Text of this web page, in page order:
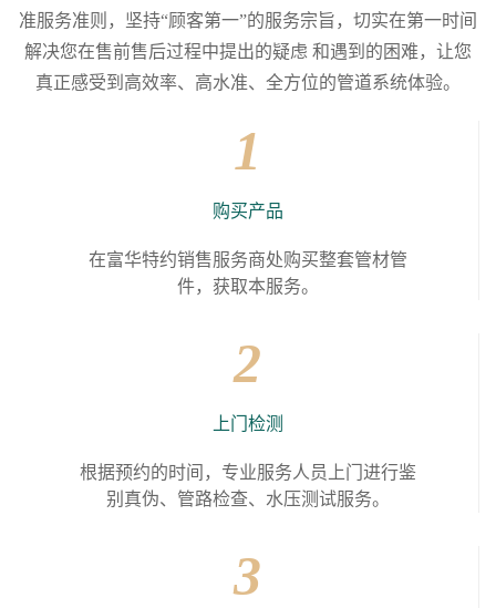
准服务准则，坚持“顾客第一”的服务宗旨，切实在第一时间
解决您在售前售后过程中提出的疑虑 和遇到的困难，让您
真正感受到高效率、高水准、全方位的管道系统体验。
1
购买产品
在富华特约销售服务商处购买整套管材管
件，获取本服务。
2
上门检测
根据预约的时间，专业服务人员上门进行鉴
别真伪、管路检查、水压测试服务。
3